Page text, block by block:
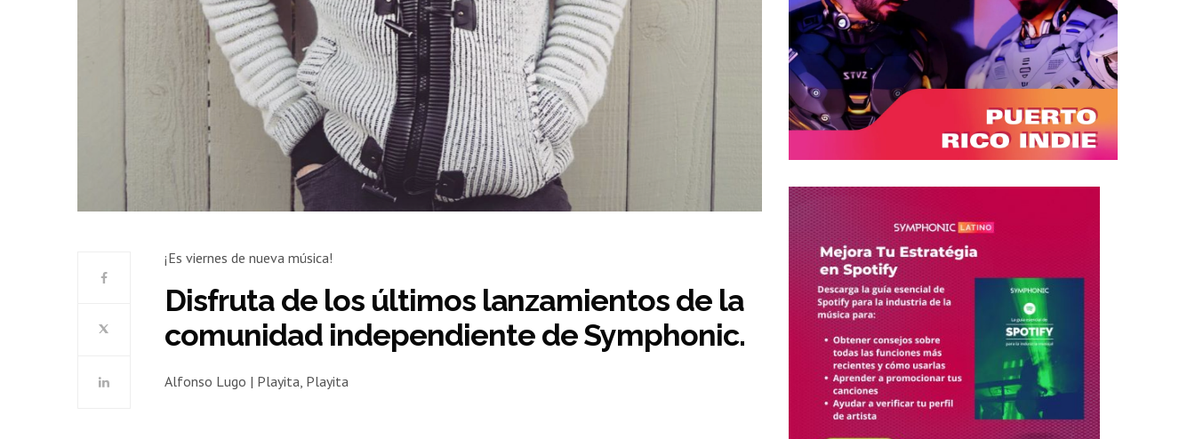
¡Es viernes de nueva música!
Disfruta de los últimos lanzamientos de la
comunidad independiente de Symphonic.
Alfonso Lugo | Playita, Playita